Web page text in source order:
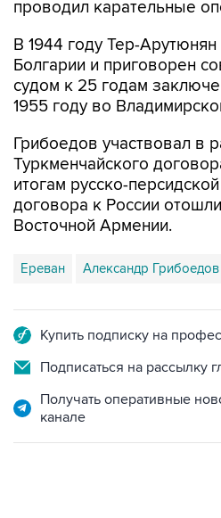
проводил карательные
В 1944 году Тер-
Болгарии и приговорен
судом к 25 годам
1955 году во
Грибоедов участвовал в
Туркменчайского
итогам русско-
договора к России
Восточной Армении.
Ереван Александр Грибоедов
Купить подписку на
Подписаться на рассылку
Получать оперативные
канале